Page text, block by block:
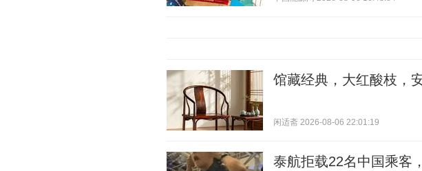
馆藏经典，大红酸枝，
闲适斋 2026-08-06 22:01:19
泰航拒载22名中国乘客